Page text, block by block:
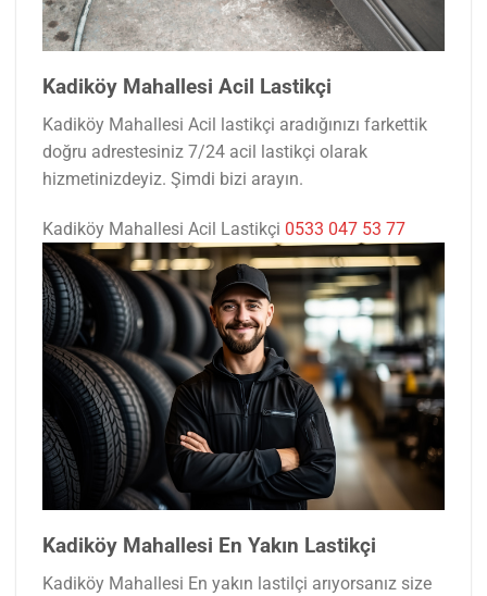
Kadiköy Mahallesi Acil Lastikçi
Kadiköy Mahallesi Acil lastikçi aradığınızı farkettik
doğru adrestesiniz 7/24 acil lastikçi olarak
hizmetinizdeyiz. Şimdi bizi arayın.
Kadiköy Mahallesi Acil Lastikçi 0533 047 53 77
Kadiköy Mahallesi En Yakın Lastikçi
Kadiköy Mahallesi En yakın lastilçi arıyorsanız size